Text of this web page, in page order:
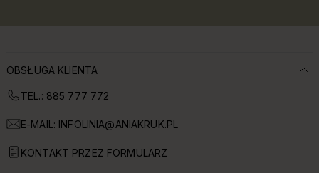
OBSŁUGA KLIENTA
TEL.: 885 777 772
E-MAIL: INFOLINIA@ANIAKRUK.PL
KONTAKT PRZEZ FORMULARZ